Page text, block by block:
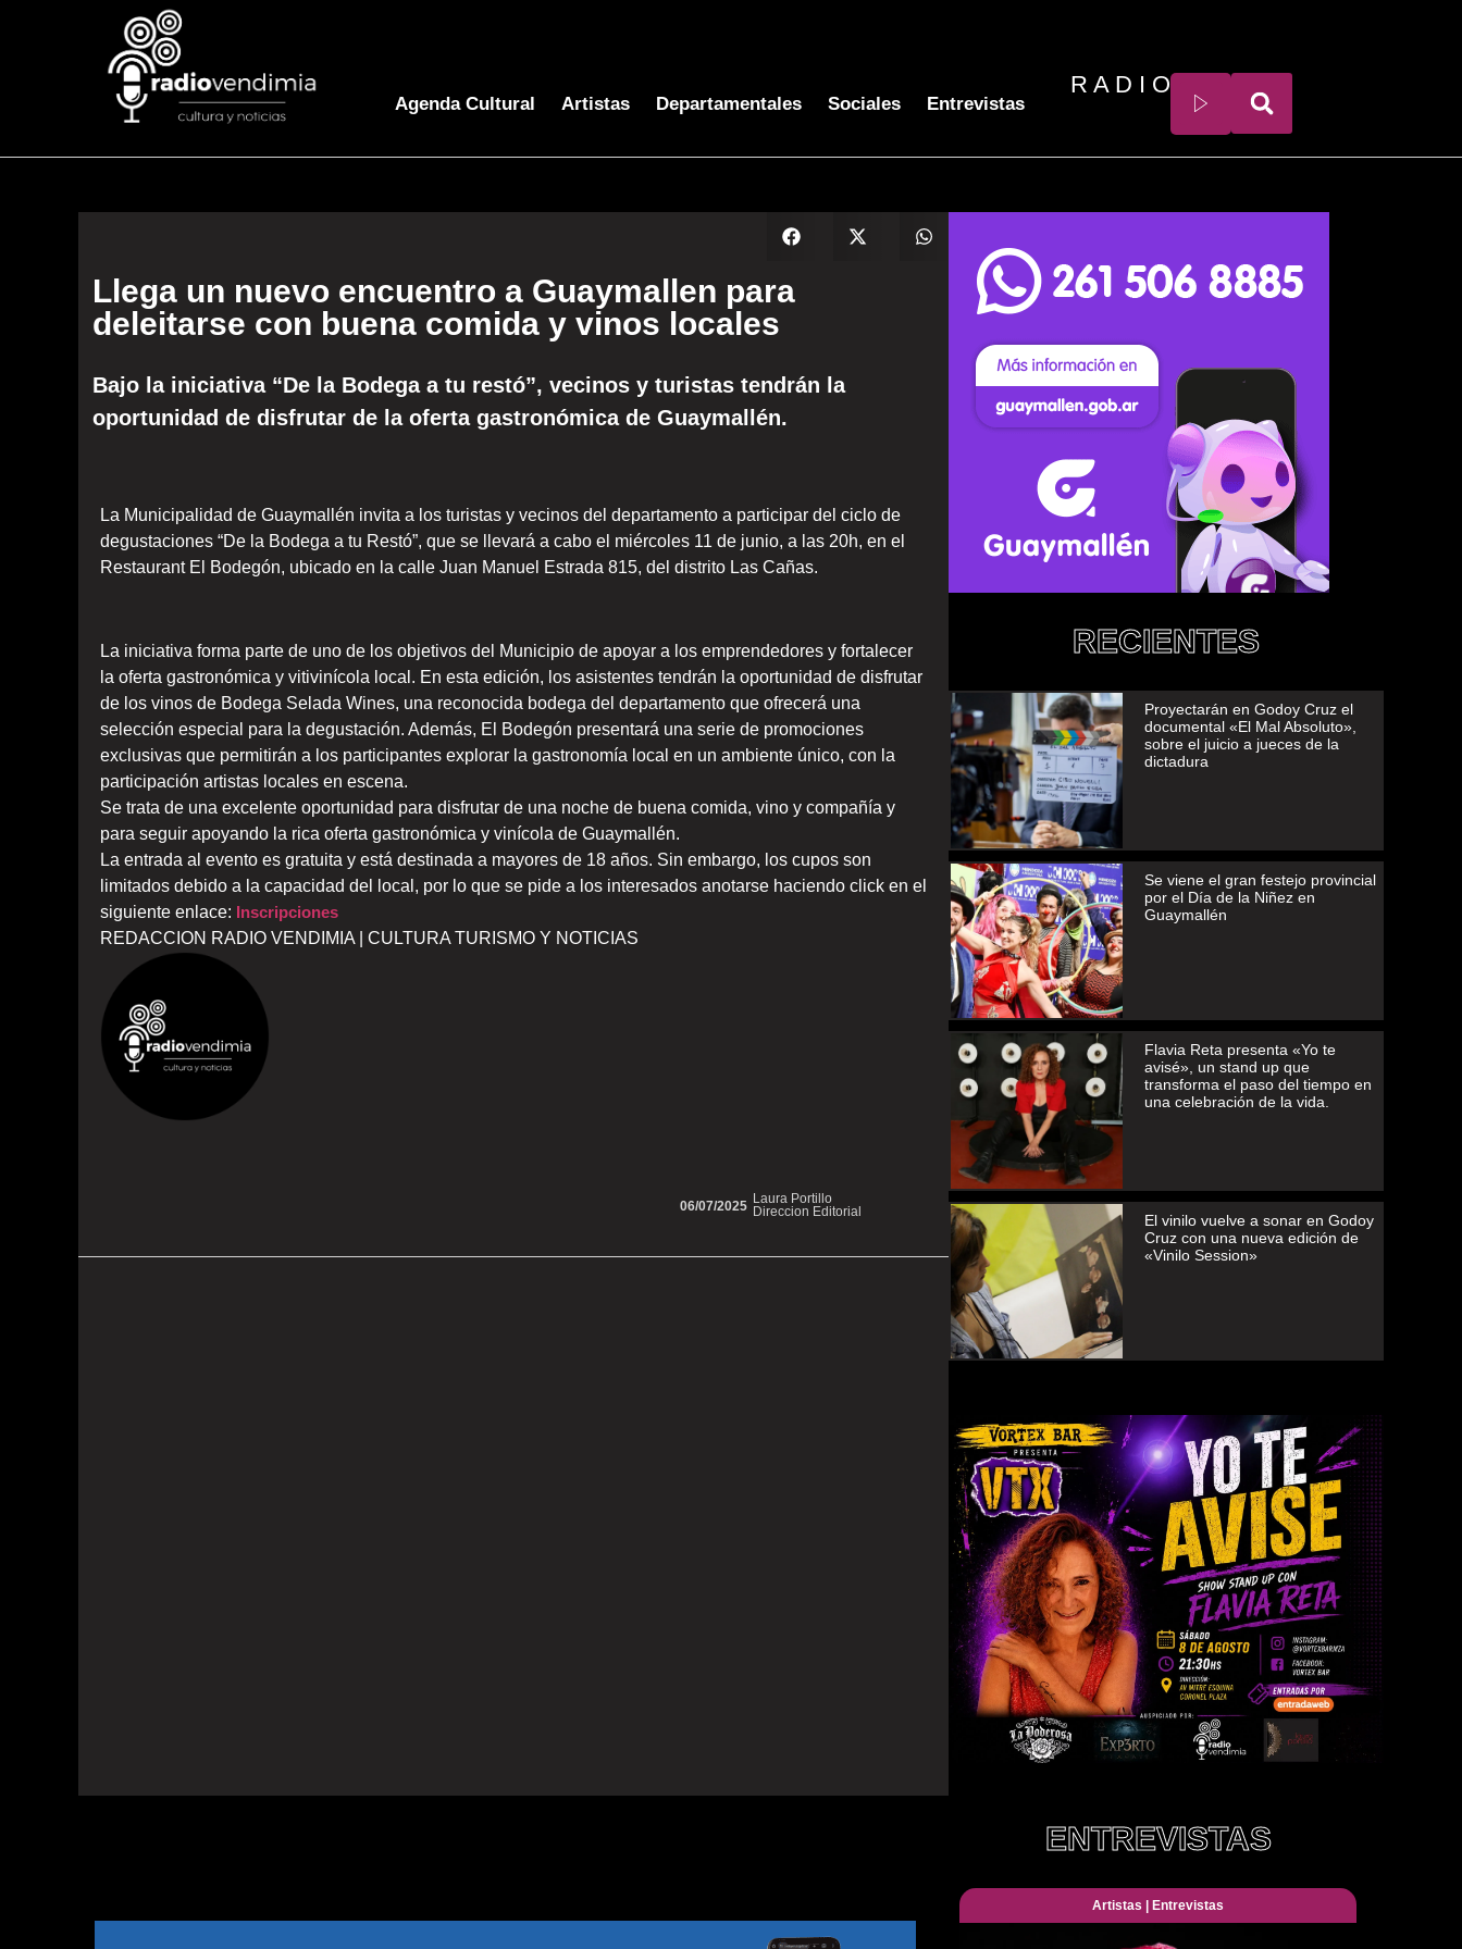
Agenda Cultural Artistas Departamentales Sociales Entrevistas
R A D I O
Llega un nuevo encuentro a Guaymallen para
deleitarse con buena comida y vinos locales
Bajo la iniciativa “De la Bodega a tu restó”, vecinos y turistas tendrán la
oportunidad de disfrutar de la oferta gastronómica de Guaymallén.
La Municipalidad de Guaymallén invita a los turistas y vecinos del departamento a participar del ciclo de
degustaciones “De la Bodega a tu Restó”, que se llevará a cabo el miércoles 11 de junio, a las 20h, en el
Restaurant El Bodegón, ubicado en la calle Juan Manuel Estrada 815, del distrito Las Cañas.
La iniciativa forma parte de uno de los objetivos del Municipio de apoyar a los emprendedores y fortalecer
la oferta gastronómica y vitivinícola local. En esta edición, los asistentes tendrán la oportunidad de disfrutar
de los vinos de Bodega Selada Wines, una reconocida bodega del departamento que ofrecerá una
selección especial para la degustación. Además, El Bodegón presentará una serie de promociones
exclusivas que permitirán a los participantes explorar la gastronomía local en un ambiente único, con la
participación artistas locales en escena.
Se trata de una excelente oportunidad para disfrutar de una noche de buena comida, vino y compañía y
para seguir apoyando la rica oferta gastronómica y vinícola de Guaymallén.
La entrada al evento es gratuita y está destinada a mayores de 18 años. Sin embargo, los cupos son
limitados debido a la capacidad del local, por lo que se pide a los interesados anotarse haciendo click en el
siguiente enlace: Inscripciones
REDACCION RADIO VENDIMIA | CULTURA TURISMO Y NOTICIAS
Laura Portillo
Direccion Editorial
06/07/2025
RECIENTES
Proyectarán en Godoy Cruz el
documental «El Mal Absoluto»,
sobre el juicio a jueces de la
dictadura
Se viene el gran festejo provincial
por el Día de la Niñez en
Guaymallén
Flavia Reta presenta «Yo te
avisé», un stand up que
transforma el paso del tiempo en
una celebración de la vida.
El vinilo vuelve a sonar en Godoy
Cruz con una nueva edición de
«Vinilo Session»
ENTREVISTAS
Artistas Entrevistas